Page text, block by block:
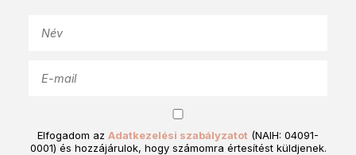
Elfogadom az Adatkezelési szabályzatot (NAIH: 04091-
0001) és hozzájárulok, hogy számomra értesítést küldjenek.